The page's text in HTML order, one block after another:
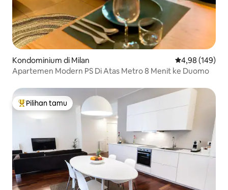
Kondominium di Milan Nilai rata-rata
4,98 (149)
Apartemen Modern PS Di Atas Metro 8 Menit ke Duomo
Pilihan tamu terpopuler
Pilihan tamu